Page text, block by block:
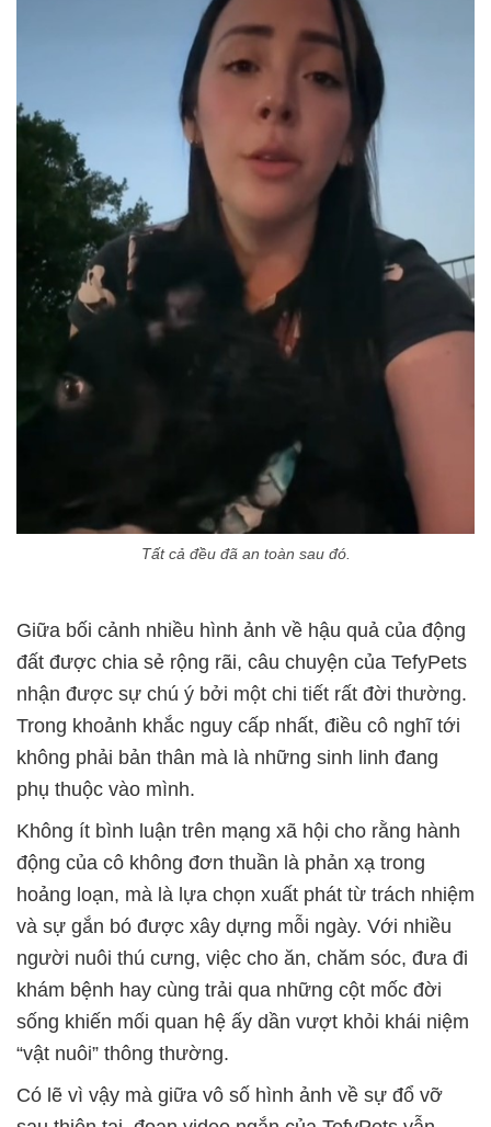
Tất cả đều đã an toàn sau đó.
Giữa bối cảnh nhiều hình ảnh về hậu quả của động
đất được chia sẻ rộng rãi, câu chuyện của TefyPets
nhận được sự chú ý bởi một chi tiết rất đời thường.
Trong khoảnh khắc nguy cấp nhất, điều cô nghĩ tới
không phải bản thân mà là những sinh linh đang
phụ thuộc vào mình.
Không ít bình luận trên mạng xã hội cho rằng hành
động của cô không đơn thuần là phản xạ trong
hoảng loạn, mà là lựa chọn xuất phát từ trách nhiệm
và sự gắn bó được xây dựng mỗi ngày. Với nhiều
người nuôi thú cưng, việc cho ăn, chăm sóc, đưa đi
khám bệnh hay cùng trải qua những cột mốc đời
sống khiến mối quan hệ ấy dần vượt khỏi khái niệm
“vật nuôi” thông thường.
Có lẽ vì vậy mà giữa vô số hình ảnh về sự đổ vỡ